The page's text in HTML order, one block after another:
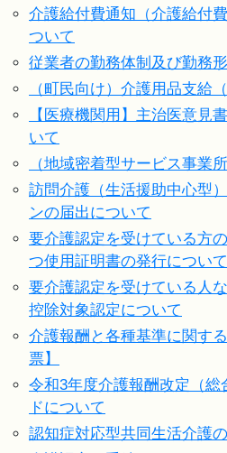
介護給付費通知（介護給付
ついて
従業者の勤務体制及び勤務
（町民向け）介護用品支給
【医療機関用】主治医意見
いて
（地域密着型サービス事業
訪問介護（生活援助中心型
ンの届出について
要介護認定を受けている方
つ使用証明書の発行について
要介護認定を受けている人
控除対象認定について
介護報酬と各種基準に関す
票】
令和3年度介護報酬改定（
ドについて
認知症対応型共同生活介護